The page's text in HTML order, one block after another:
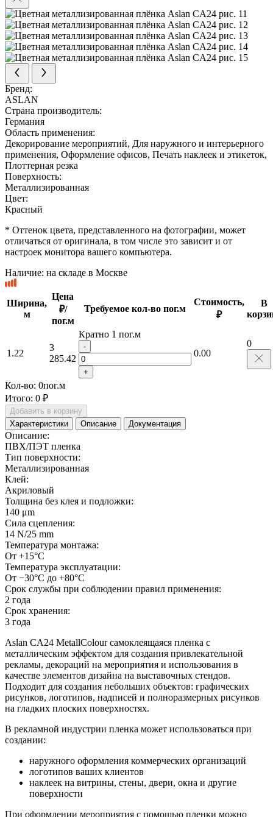
Бренд:
ASLAN
Страна производитель:
Германия
Область применения:
Декорирование мероприятий, Для наружного и интерьерного
применения, Оформление офисов, Печать наклеек и этикеток,
Плоттерная резка
Поверхность:
Металлизированная
Цвет:
Красный
* Оттенок цвета, представленного на фотографии, может
отличаться от оригинала, в том числе это зависит и от
настроек монитора вашего компьютера.
Наличие: на складе в Москве
Ширина,
м
Цена
₽/
пог.м
Требуемое кол-во пог.м
Стоимость,
₽
В
1.22
3
285.42
Кратно 1 пог.м
-
+
0.00
0
Кол-во: 0пог.м
Итого: 0 ₽
Добавить в корзину
Характеристики
Описание Документация
Описание:
ПВХ/ПЭТ пленка
Тип поверхности:
Металлизированная
Клей:
Акриловый
Толщина без клея и подложки:
140 μm
Сила сцепления:
14 N/25 mm
Температура монтажа:
От +15°C
Температура эксплуатации:
От −30°С до +80°С
Срок службы при соблюдении правил применения:
2 года
Срок хранения:
3 года
Aslan CA24 MetallColour самоклеящаяся пленка с
металлическим эффектом для создания привлекательной
рекламы, декораций на мероприятия и использования в
качестве элементов дизайна на выставочных стендов.
Подходит для создания небольших объектов: графических
рисунков, логотипов, надписей и полноразмерных рисунков
на гладких плоских поверхностях.
В рекламной индустрии пленка может использоваться при
создании:
наружного оформления коммерческих организаций
логотипов ваших клиентов
наклеек на витрины, стены, двери, окна и другие
поверхности
При оформлении мероприятия с помощью пленки можно